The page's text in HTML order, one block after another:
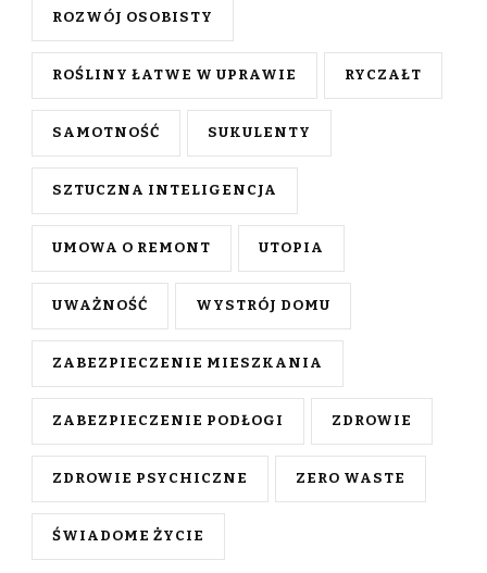
ROZWÓJ OSOBISTY
ROŚLINY ŁATWE W UPRAWIE RYCZAŁT
SAMOTNOŚĆ SUKULENTY
SZTUCZNA INTELIGENCJA
UMOWA O REMONT UTOPIA
UWAŻNOŚĆ WYSTRÓJ DOMU
ZABEZPIECZENIE MIESZKANIA
ZABEZPIECZENIE PODŁOGI ZDROWIE
ZDROWIE PSYCHICZNE ZERO WASTE
ŚWIADOME ŻYCIE